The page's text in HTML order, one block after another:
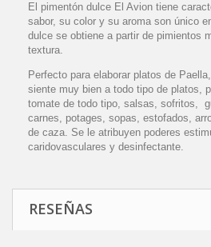
El pimentón dulce El Avion tiene
sabor, su color y su aroma son único
dulce se obtiene a partir de pimientos
textura.
Perfecto para elaborar platos de
siente muy bien a todo tipo de platos,
tomate de todo tipo, salsas, sofritos,
carnes, potages, sopas, estofados,
de caza. Se le atribuyen poderes
caridovasculares y desinfectante.
RESEÑAS